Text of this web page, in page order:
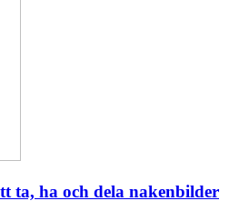
ta, ha och dela nakenbilder